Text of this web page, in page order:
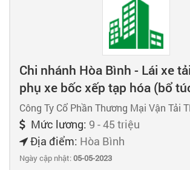
Chi nhánh Hòa Bình - Lái xe
phụ xe bốc xếp tạp hóa (bổ
Công Ty Cổ Phần Thương Mại Vận Tải
Mức lương: 9 - 45 triệu
Địa điểm: Hòa Bình
Ngày cập nhật:05-05-2023